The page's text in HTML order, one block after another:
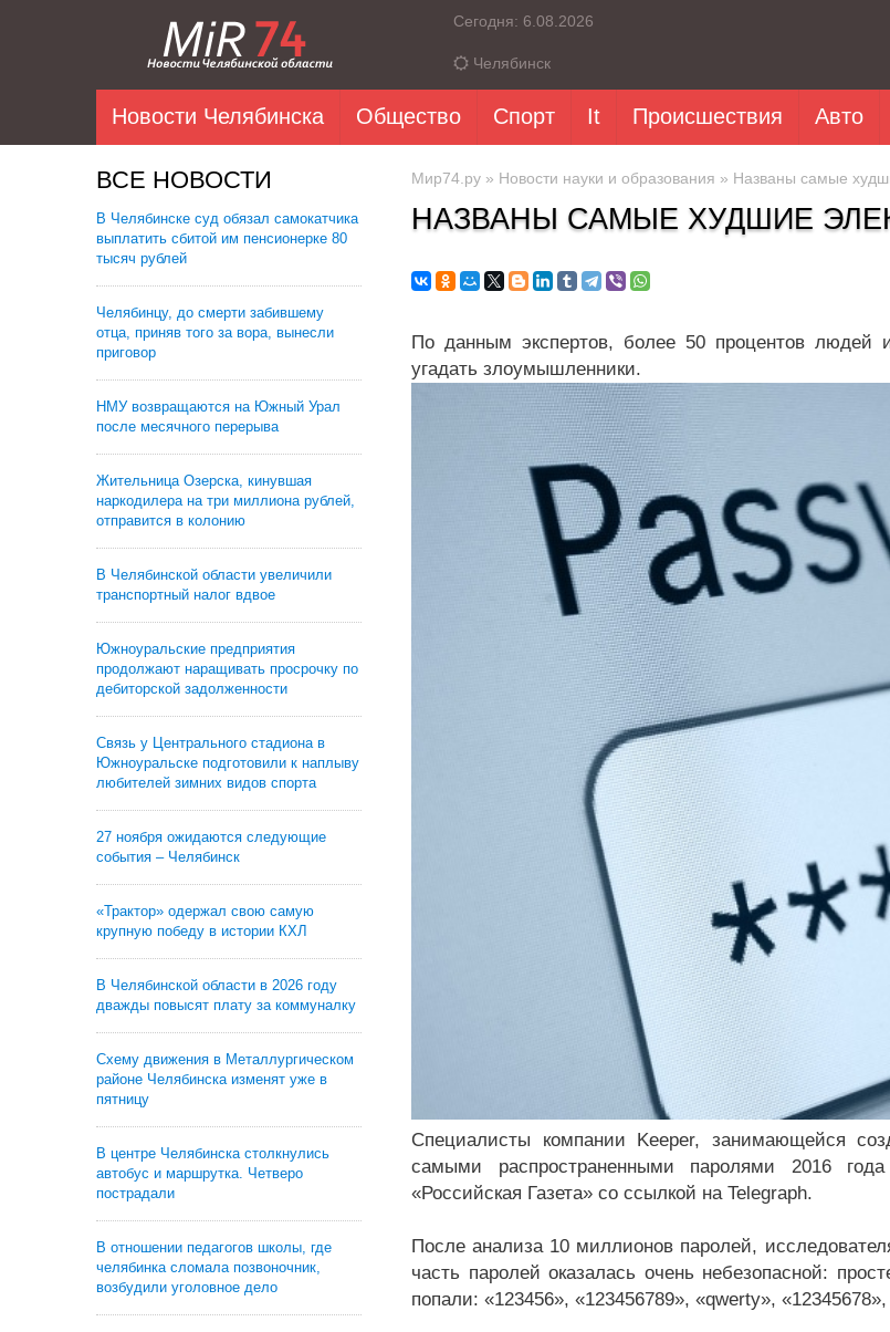
Сегодня: 6.08.2026
Челябинск
Новости Челябинска Общество Спорт It Происшествия Авто
ВСЕ НОВОСТИ
В Челябинске суд обязал самокатчика
выплатить сбитой им пенсионерке 80
тысяч рублей
Челябинцу, до смерти забившему
отца, приняв того за вора, вынесли
приговор
НМУ возвращаются на Южный Урал
после месячного перерыва
Жительница Озерска, кинувшая
наркодилера на три миллиона рублей,
отправится в колонию
В Челябинской области увеличили
транспортный налог вдвое
Южноуральские предприятия
продолжают наращивать просрочку по
дебиторской задолженности
Связь у Центрального стадиона в
Южноуральске подготовили к наплыву
любителей зимних видов спорта
27 ноября ожидаются следующие
события – Челябинск
«Трактор» одержал свою самую
крупную победу в истории КХЛ
В Челябинской области в 2026 году
дважды повысят плату за коммуналку
Схему движения в Металлургическом
районе Челябинска изменят уже в
пятницу
В центре Челябинска столкнулись
автобус и маршрутка. Четверо
пострадали
В отношении педагогов школы, где
челябинка сломала позвоночник,
возбудили уголовное дело
Мир74.ру » Новости науки и образования » Названы самые
НАЗВАНЫ САМЫЕ ХУДШИЕ
По данным экспертов, более 50 процентов людей
угадать злоумышленники.
Специалисты компании Keeper, занимающейся
самыми распространенными паролями 2016
«Российская Газета» со ссылкой на Telegraph.
После анализа 10 миллионов паролей,
часть паролей оказалась очень небезопасной:
попали: «123456», «123456789», «qwerty», «12345678»,